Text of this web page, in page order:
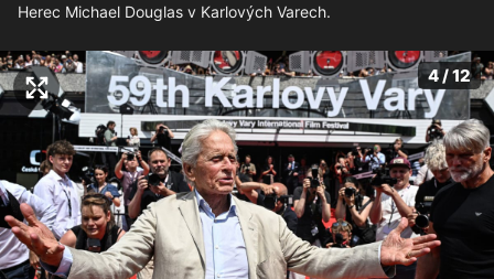
Herec Michael Douglas v Karlových Varech.
4 / 12